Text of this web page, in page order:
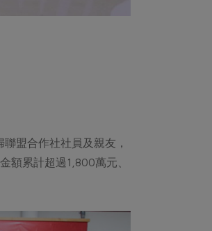
盟合作社社員及親友，
額累計超過1,800萬元、